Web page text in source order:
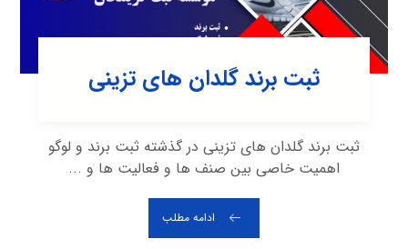
ثبت برند گلدان های تزینی
ثبت برند گلدان های تزینی در گذشته ثبت برند و لوگو
اهمیت خاصی بین صنف ها و فعالیت ها و ...
ادامه مطلب